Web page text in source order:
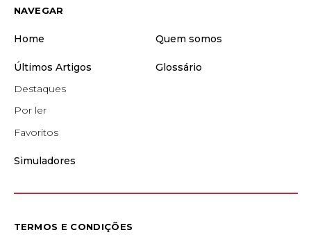
NAVEGAR
Home Quem somos
Últimos Artigos
Destaques
Por ler
Favoritos
Glossário
Simuladores
TERMOS E CONDIÇÕES